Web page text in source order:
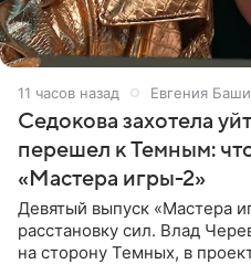
11 часов назад Евгения
Седокова захотела
перешел к Темным:
«Мастера игры-2»
Девятый выпуск «Мастера
расстановку сил. Влад
на сторону Темных, в